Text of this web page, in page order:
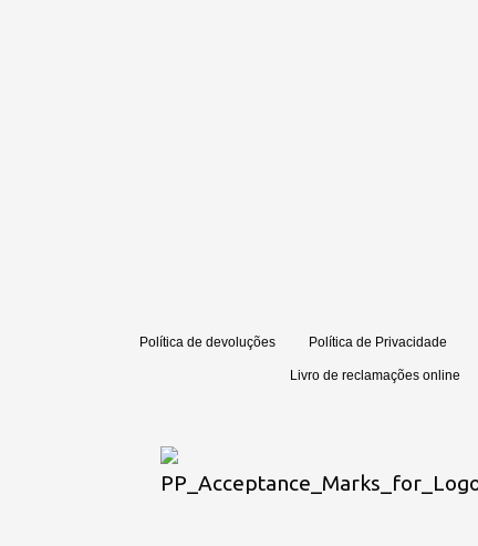
Política de devoluções Política de Privacidade
Livro de reclamações online